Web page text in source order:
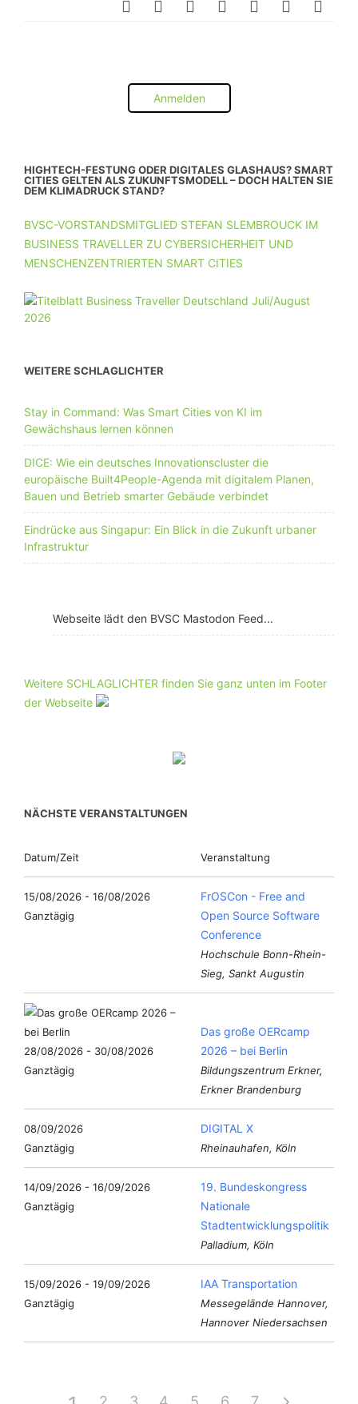
Anmelden
HIGHTECH-FESTUNG ODER DIGITALES GLASHAUS? SMART
CITIES GELTEN ALS ZUKUNFTSMODELL – DOCH HALTEN SIE
DEM KLIMADRUCK STAND?
BVSC-VORSTANDSMITGLIED STEFAN SLEMBROUCK IM
BUSINESS TRAVELLER ZU CYBERSICHERHEIT UND
MENSCHENZENTRIERTEN SMART CITIES
WEITERE SCHLAGLICHTER
Stay in Command: Was Smart Cities von KI im
Gewächshaus lernen können
DICE: Wie ein deutsches Innovationscluster die
europäische Built4People-Agenda mit digitalem Planen,
Bauen und Betrieb smarter Gebäude verbindet
Eindrücke aus Singapur: Ein Blick in die Zukunft urbaner
Infrastruktur
Webseite lädt den BVSC Mastodon Feed...
Weitere SCHLAGLICHTER finden Sie ganz unten im Footer
der Webseite
NÄCHSTE VERANSTALTUNGEN
Datum/Zeit Veranstaltung
15/08/2026 - 16/08/2026
Ganztägig
FrOSCon - Free and
Open Source Software
Conference
Hochschule Bonn-Rhein-
Sieg, Sankt Augustin
28/08/2026 - 30/08/2026
Ganztägig
Das große OERcamp
2026 – bei Berlin
Bildungszentrum Erkner,
Erkner Brandenburg
08/09/2026
Ganztägig
DIGITAL X
Rheinauhafen, Köln
14/09/2026 - 16/09/2026
Ganztägig
19. Bundeskongress
Nationale
Stadtentwicklungspolitik
Palladium, Köln
15/09/2026 - 19/09/2026
Ganztägig
IAA Transportation
Messegelände Hannover,
Hannover Niedersachsen